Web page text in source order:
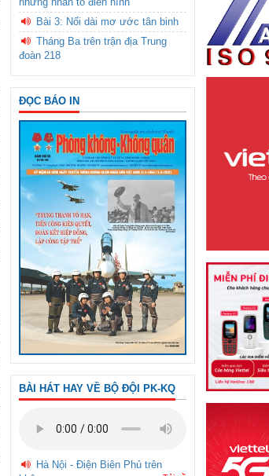
Bài 3: Nối dài mơ ước tân binh
Tháng Ba trên trận địa Trung
đoàn 218
ĐỌC BÁO IN
BÀI HÁT HAY VỀ BỘ ĐỘI PK-KQ
Hà Nội - Điện Biên Phủ trên